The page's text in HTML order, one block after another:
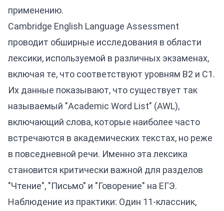
применению.
Cambridge English Language Assessment
проводит обширные исследования в области
лексики, используемой в различных экзаменах,
включая те, что соответствуют уровням B2 и C1.
Их данные показывают, что существует так
называемый "Academic Word List" (AWL),
включающий слова, которые наиболее часто
встречаются в академических текстах, но реже
в повседневной речи. Именно эта лексика
становится критически важной для разделов
"Чтение", "Письмо" и "Говорение" на ЕГЭ.
Наблюдение из практики: Один 11-классник,